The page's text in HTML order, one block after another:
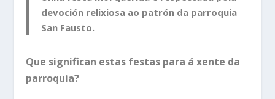
devoción relixiosa ao patrón da parroquia
San Fausto.
Que significan estas festas para á xente da
parroquia?